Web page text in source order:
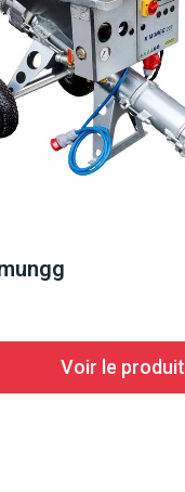
Voir le produit